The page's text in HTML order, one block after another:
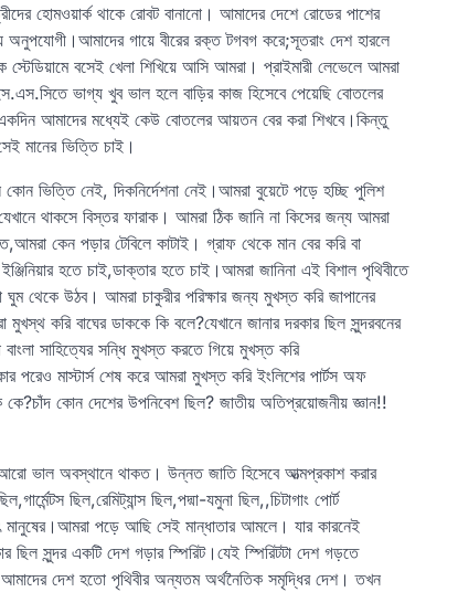
হোমওয়ার্ক থাকে রোবট বানানো। আমাদের দেশে রোডের পাশের
অনুপযোগী।আমাদের গায়ে বীরের রক্ত টগবগ করে;সূতরাং দেশ হারলে
স্টেডিয়ামে বসেই খেলা শিখিয়ে আসি আমরা। প্রাইমারী লেভেলে আমরা
ভাগ্য খুব ভাল হলে বাড়ির কাজ হিসেবে পেয়েছি বোতলের
আমাদের মধ্যেই কেউ বোতলের আয়তন বের করা শিখবে।কিন্তু
মানের ভিত্তি চাই।
ভিত্তি নেই, দিকনির্দেশনা নেই।আমরা বুয়েটে পড়ে হচ্ছি পুলিশ
থাকসে বিস্তর ফারাক। আমরা ঠিক জানি না কিসের জন্য আমরা
কেন পড়ার টেবিলে কাটাই। গ্রাফ থেকে মান বের করি বা
হতে চাই,ডাক্তার হতে চাই।আমরা জানিনা এই বিশাল পৃথিবীতে
থেকে উঠব। আমরা চাকুরীর পরিক্ষার জন্য মুখস্ত করি জাপানের
করি বাঘের ডাককে কি বলে?যেখানে জানার দরকার ছিল সুন্দরবনের
সাহিত্যের সন্ধি মুখস্ত করতে গিয়ে মুখস্ত করি
পরেও মাস্টার্স শেষ করে আমরা মুখস্ত করি ইংলিশের পার্টস অফ
কোন দেশের উপনিবেশ ছিল? জাতীয় অতিপ্রয়োজনীয় জ্ঞান!!
আরো ভাল অবস্থানে থাকত। উন্নত জাতি হিসেবে আত্মপ্রকাশ করার
ছিল,রেমিট্যান্স ছিল,পদ্মা-যমুনা ছিল,,চিটাগাং পোর্ট
পড়ে আছি সেই মান্ধাতার আমলে। যার কারনেই
সুন্দর একটি দেশ গড়ার স্পিরিট।যেই স্পিরিটটা দেশ গড়তে
দেশ হতো পৃথিবীর অন্যতম অর্থনৈতিক সমৃদ্ধির দেশ। তখন